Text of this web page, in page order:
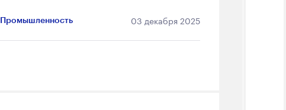
Промышленность 03 декабря 2025